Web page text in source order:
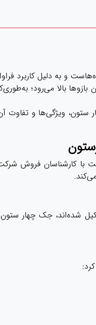
و به دلیل کاربرد
بالا می‌رود؛
ستون، ویژگی‌ها و
کارشناسان فروش
شده‌اند، جک چهار ستون